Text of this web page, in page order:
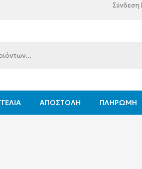
Σύνδεση
ΑΠΟΣΤΟΛΉ ΠΛΗΡΩΜΉ